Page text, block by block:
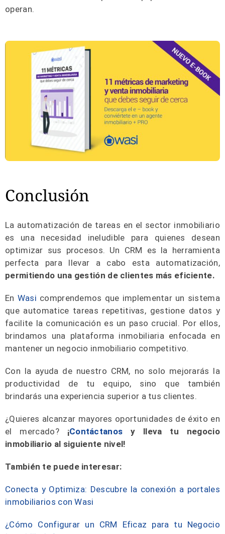
operan.
Conclusión
La automatización de tareas en el sector inmobiliario
es una necesidad ineludible para quienes desean
optimizar sus procesos. Un CRM es la herramienta
perfecta para llevar a cabo esta automatización,
permitiendo una gestión de clientes más eficiente.
En Wasi comprendemos que implementar un sistema
que automatice tareas repetitivas, gestione datos y
facilite la comunicación es un paso crucial. Por ellos,
brindamos una plataforma inmobiliaria enfocada en
mantener un negocio inmobiliario competitivo.
Con la ayuda de nuestro CRM, no solo mejorarás la
productividad de tu equipo, sino que también
brindarás una experiencia superior a tus clientes.
¿Quieres alcanzar mayores oportunidades de éxito en
el mercado? ¡Contáctanos y lleva tu negocio
inmobiliario al siguiente nivel!
También te puede interesar:
Conecta y Optimiza: Descubre la conexión a portales
inmobiliarios con Wasi
¿Cómo Configurar un CRM Eficaz para tu Negocio